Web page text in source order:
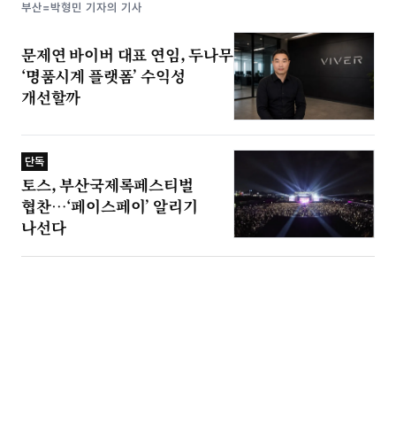
부산=박형민 기자의 기사
문제연 바이버 대표 연임, 두나무
‘명품시계 플랫폼’ 수익성
개선할까
단독
토스, 부산국제록페스티벌
협찬…‘페이스페이’ 알리기
나선다